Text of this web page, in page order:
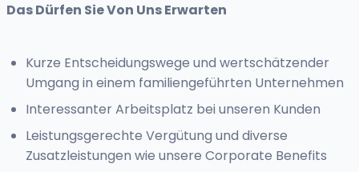
Das Dürfen Sie Von Uns Erwarten
Kurze Entscheidungswege und wertschätzender
Umgang in einem familiengeführten Unternehmen
Interessanter Arbeitsplatz bei unseren Kunden
Leistungsgerechte Vergütung und diverse
Zusatzleistungen wie unsere Corporate Benefits